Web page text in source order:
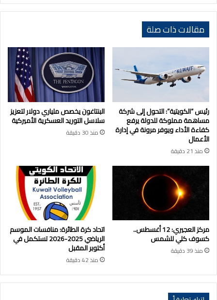
زيارتهم
مقالات ذات صلة
رئيس “الكويتية”: التحول إلى شركة
مساهمة مملوكة للدولة يرفع
كفاءة الأداء ويوفر مرونة في إدارة
الأعمال
منذ 21 دقيقة
البنتاغون يخصص ملياري دولار لتعزيز
سلاسل التوريد العسكرية الأميركية
منذ 30 دقيقة
مركز العجيري: 12 أغسطس..
كسوف كلي للشمس
منذ 39 دقيقة
اتحاد كرة الطائرة: منافسات الموسم
الرياضي 2025-2026 تستكمل في
أكتوبر المقبل
منذ 42 دقيقة